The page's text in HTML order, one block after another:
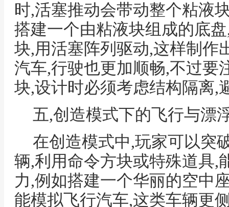
时,活塞推动会带动整个粘液
搭建一个由粘液块组成的底
块,用活塞阵列驱动,这样制作
汽车,行驶也更加顺畅,不过要
块,设计时必须考虑结构隔离,
五,创造模式下的飞行与漂
在创造模式中,玩家可以突
辆,利用命令方块或特殊道具,
力,例如搭建一个华丽的空中
能模拟飞行汽车,这类车辆更